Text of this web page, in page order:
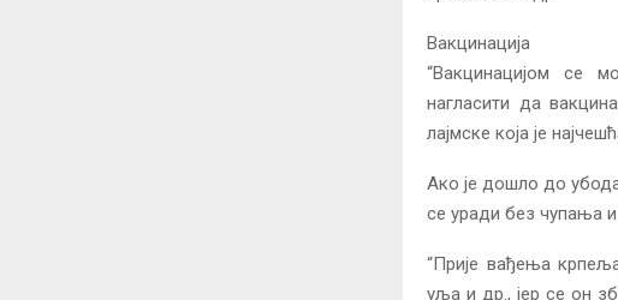
Вакцинација
“Вакцинацијом се
нагласити да
лајмске која је
Ако је дошло до
се уради без чупања
“Прије вађења
уља и др., јер се он